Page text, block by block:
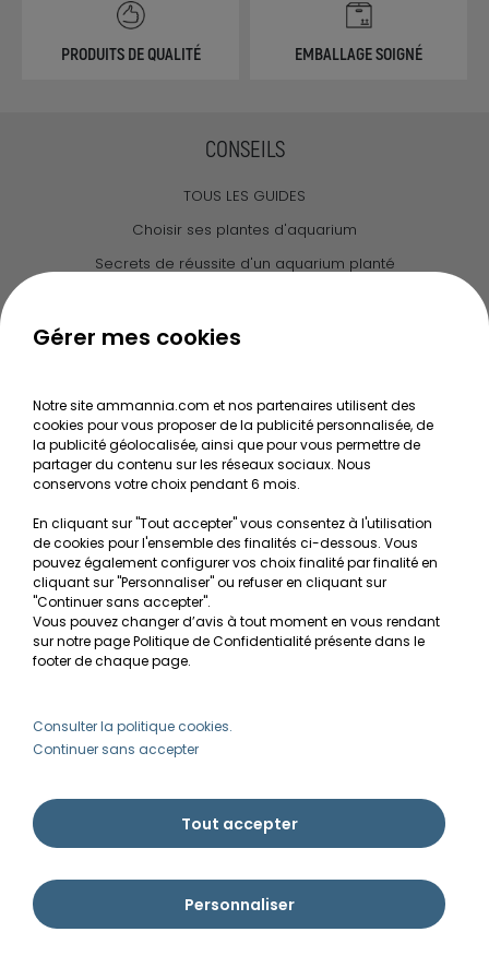
PRODUITS DE QUALITÉ EMBALLAGE SOIGNÉ
CONSEILS
TOUS LES GUIDES
Choisir ses plantes d'aquarium
Secrets de réussite d'un aquarium planté
Le journal d'Ammannia
Recherche de Notices de produits
Mentions légales
Conditions générales de vente
RGPD
MON COMPTE
Avantages
Créer un compte client
Besoin d'aide ?
Ammannia © Tous droits réservés 2026 | Imaginé par Pyxishop - Créé par
Gérer mes cookies
Notre site ammannia.com et nos partenaires utilisent des
cookies pour vous proposer de la publicité personnalisée, de
la publicité géolocalisée, ainsi que pour vous permettre de
partager du contenu sur les réseaux sociaux. Nous
conservons votre choix pendant 6 mois.
En cliquant sur "Tout accepter" vous consentez à l'utilisation
de cookies pour l'ensemble des finalités ci-dessous. Vous
pouvez également configurer vos choix finalité par finalité en
cliquant sur "Personnaliser" ou refuser en cliquant sur
"Continuer sans accepter".
Vous pouvez changer d’avis à tout moment en vous rendant
sur notre page Politique de Confidentialité présente dans le
footer de chaque page.
Consulter la politique cookies.
Continuer sans accepter
Tout accepter
Personnaliser